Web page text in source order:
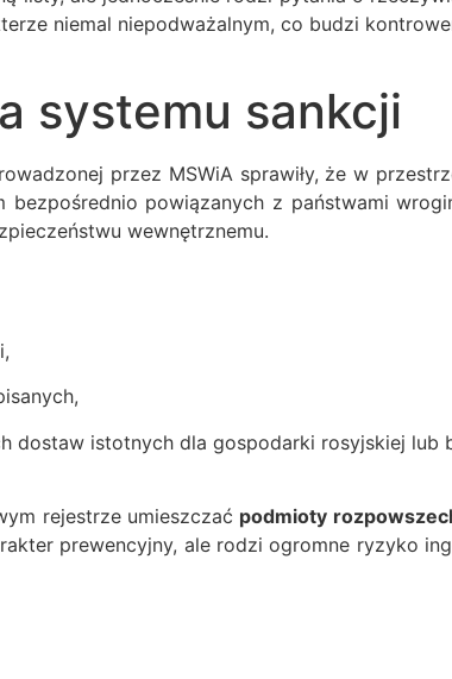
niemal niepodważalnym, co budzi
systemu sankcji
przez MSWiA sprawiły, że w
powiązanych z państwami
wewnętrznemu.
dostaw istotnych dla gospodarki rosyjskiej lub
rejestrze umieszczać podmioty
prewencyjny, ale rodzi ogromne ryzyko